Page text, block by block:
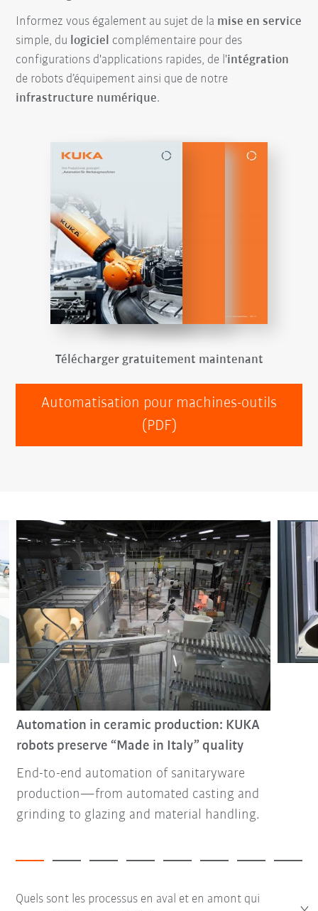
Informez vous également au sujet de la mise en service
simple, du logiciel complémentaire pour des
configurations d'applications rapides, de l'intégration
de robots d’équipement ainsi que de notre
infrastructure numérique.
Télécharger gratuitement maintenant
Automatisation pour machines-outils
(PDF)
Automation in ceramic production: KUKA
robots preserve “Made in Italy” quality
End-to-end automation of sanitaryware
production—from automated casting and
grinding to glazing and material handling.
Quels sont les processus en aval et en amont qui